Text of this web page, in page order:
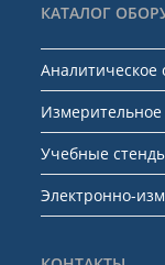
КАТАЛОГ
Аналитическое
Измерительное
Учебные
Электронно-